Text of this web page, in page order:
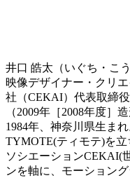
井口 皓太（いぐち・こう
映像デザイナー・クリ
社（CEKAI）代表取締役
（2009年［2008年度］
1984年、神奈川県生ま
TYMOTE(ティモテ)を
ソシエーションCEKAI(
ンを軸に、モーション